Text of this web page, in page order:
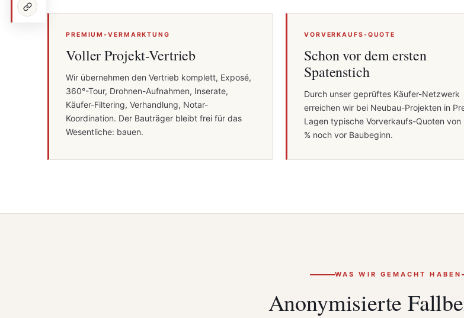
PREMIUM-VERMARKTUNG
Voller Projekt-Vertrieb
Wir übernehmen den Vertrieb komplett, Exposé,
360°-Tour, Drohnen-Aufnahmen, Inserate,
Käufer-Filtering, Verhandlung, Notar-
Koordination. Der Bauträger bleibt frei für das
Wesentliche: bauen.
VORVERKAUFS-QUOTE
Schon vor dem ersten
Spatenstich
Durch unser geprüftes Käufer-Netzwerk
erreichen wir bei Neubau-Projekten in
Lagen typische Vorverkaufs-Quoten von
% noch vor Baubeginn.
WAS WIR GEMACHT HABEN
Anonymisierte